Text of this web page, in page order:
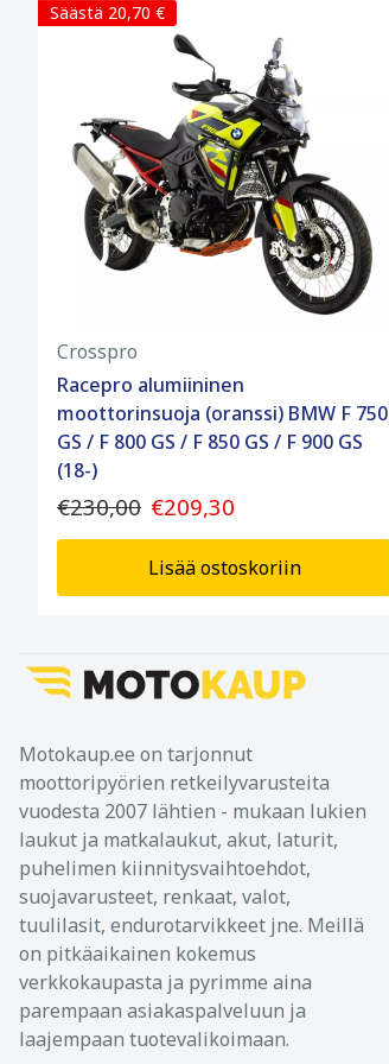
Säästä 20,70 €
Crosspro
Racepro alumiininen
moottorinsuoja (oranssi) BMW F 750
GS / F 800 GS / F 850 GS / F 900 GS
(18-)
€230,00 €209,30
Lisää ostoskoriin
Motokaup.ee on tarjonnut
moottoripyörien retkeilyvarusteita
vuodesta 2007 lähtien - mukaan lukien
laukut ja matkalaukut, akut, laturit,
puhelimen kiinnitysvaihtoehdot,
suojavarusteet, renkaat, valot,
tuulilasit, endurotarvikkeet jne. Meillä
on pitkäaikainen kokemus
verkkokaupasta ja pyrimme aina
parempaan asiakaspalveluun ja
laajempaan tuotevalikoimaan.